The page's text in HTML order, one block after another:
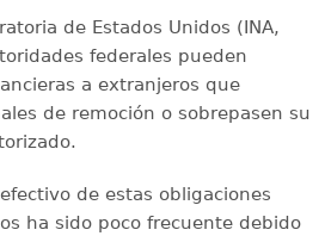
de Estados Unidos (INA,
federales pueden
a extranjeros que
de remoción o sobrepasen su
de estas obligaciones
ha sido poco frecuente debido